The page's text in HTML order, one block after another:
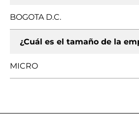
BOGOTA D.C.
¿Cuál es el tamaño de la
MICRO